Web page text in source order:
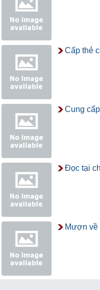
Cấp thẻ
Cung
Đọc tại
Mượn về